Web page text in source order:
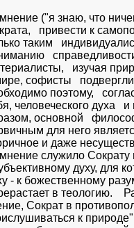
("я знаю, что
привести к
таким
изучая
софисты
поэтому,
человеческого духа
основной
для него
и даже
служило Сократу
духу, для
- к божественному
в теологию.
Сократ в
к